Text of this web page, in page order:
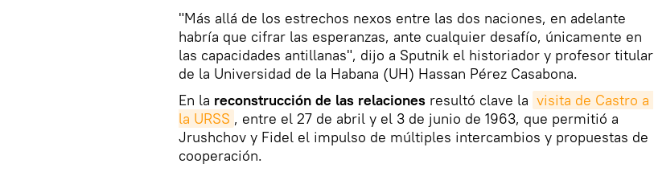
"Más allá de los estrechos nexos entre las dos naciones, en adelante
habría que cifrar las esperanzas, ante cualquier desafío, únicamente en
las capacidades antillanas", dijo a Sputnik el historiador y profesor titular
de la Universidad de la Habana (UH) Hassan Pérez Casabona.
En la reconstrucción de las relaciones resultó clave la visita de Castro a
la URSS , entre el 27 de abril y el 3 de junio de 1963, que permitió a
Jrushchov y Fidel el impulso de múltiples intercambios y propuestas de
cooperación.